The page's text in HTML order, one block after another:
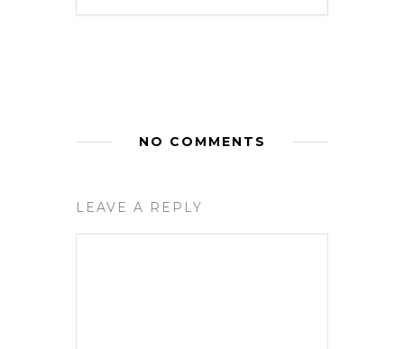
NO COMMENTS
LEAVE A REPLY